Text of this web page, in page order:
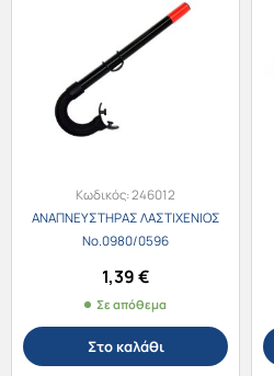
Κωδικός:246012
ΑΝΑΠΝΕΥΣΤΗΡΑΣ ΛΑΣΤΙΧΕΝΙΟΣ
Νο.0980/0596
1,39€
Σε απόθεμα
Στο καλάθι